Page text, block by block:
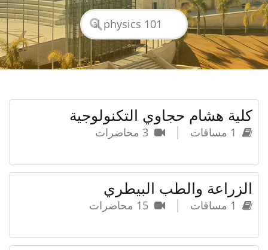
كلية هشام حجاوي التكنولوجية
|
الزراعة والطب البيطري
|